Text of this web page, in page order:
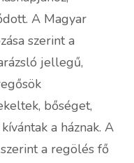
A Magyar
szerint a
jellegű,
bőséget,
a háznak. A
a regölés fő